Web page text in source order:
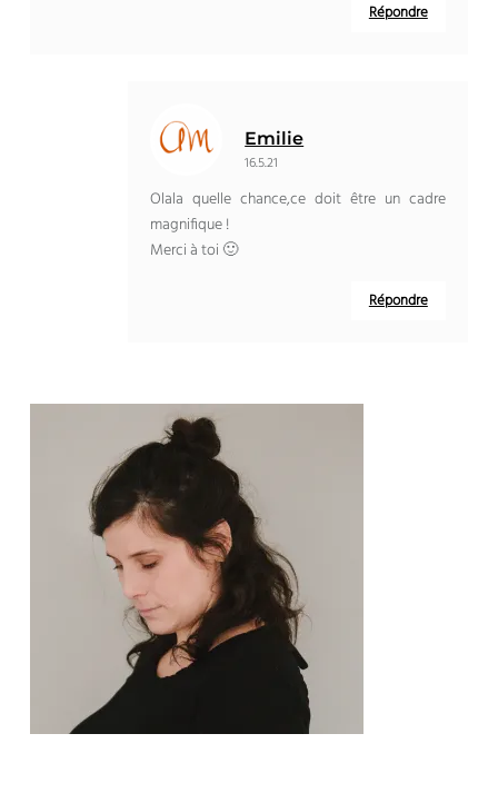
Répondre
Emilie
16.5.21
Olala quelle chance,ce doit être un cadre
magnifique !
Merci à toi 🙂
Répondre